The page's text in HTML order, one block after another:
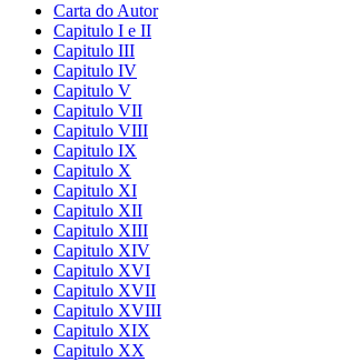
Carta do Autor
Capitulo I e II
Capitulo III
Capitulo IV
Capitulo V
Capitulo VII
Capitulo VIII
Capitulo IX
Capitulo X
Capitulo XI
Capitulo XII
Capitulo XIII
Capitulo XIV
Capitulo XVI
Capitulo XVII
Capitulo XVIII
Capitulo XIX
Capitulo XX